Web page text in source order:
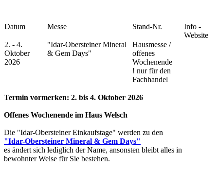
Datum Messe Stand-Nr.
Info -
Website
2. - 4.
Oktober
2026
"Idar-Obersteiner Mineral
& Gem Days"
Hausmesse /
offenes
Wochenende
! nur für den
Fachhandel
Termin vormerken: 2. bis 4. Oktober 2026
Offenes Wochenende im Haus Welsch
Die "Idar-Obersteiner Einkaufstage" werden zu den
"Idar-Obersteiner Mineral & Gem Days"
es ändert sich lediglich der Name, ansonsten bleibt alles in
bewohnter Weise für Sie bestehen.